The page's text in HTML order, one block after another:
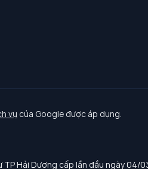
vụ của Google được áp dụng.
Hải Dương cấp lần đầu ngày 04/